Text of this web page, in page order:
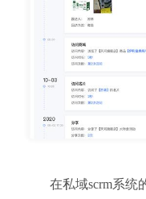
在私域scrm系统